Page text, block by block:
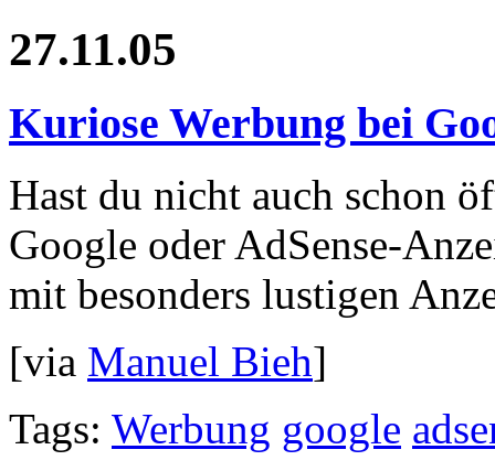
27.11.05
Kuriose Werbung bei
Hast du nicht auch schon
Google oder AdSense-
mit besonders lustigen
[via Manuel Bieh]
Tags: Werbung google